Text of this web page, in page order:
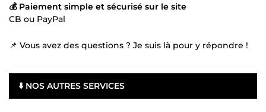
💰 Paiement simple et sécurisé sur le site
CB ou PayPal
📌 Vous avez des questions ? Je suis là pour y répondre !
⬇️ NOS AUTRES SERVICES